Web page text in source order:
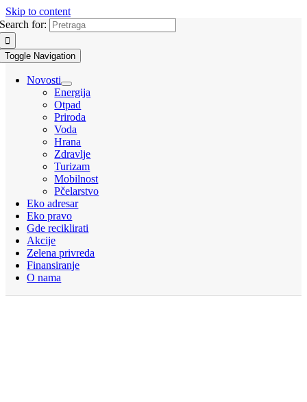
Skip to content
Search for:
Toggle Navigation
Novosti
Energija
Otpad
Priroda
Voda
Hrana
Zdravlje
Turizam
Mobilnost
Pčelarstvo
Eko adresar
Eko pravo
Gde reciklirati
Akcije
Zelena privreda
Finansiranje
O nama